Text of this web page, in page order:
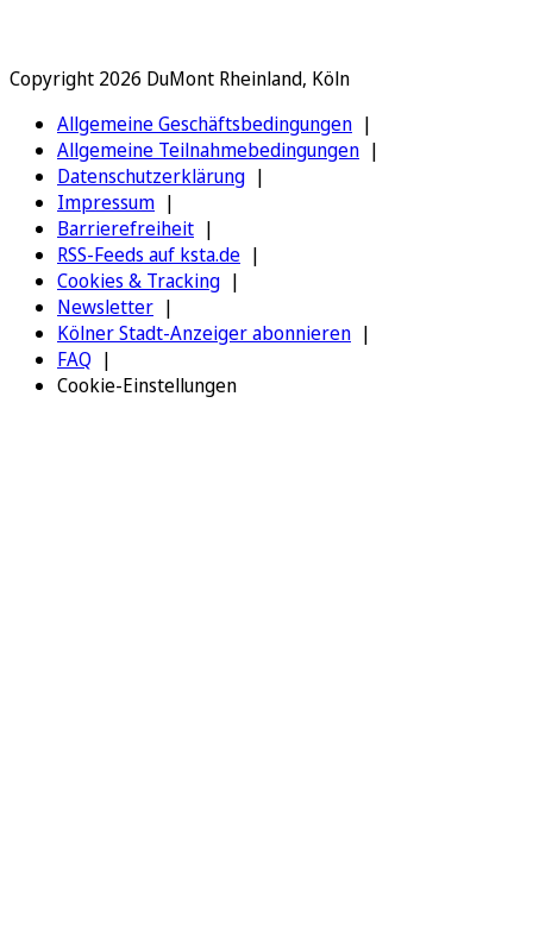
Copyright 2026 DuMont Rheinland, Köln
Allgemeine Geschäftsbedingungen
Allgemeine Teilnahmebedingungen
Datenschutzerklärung
Impressum
Barrierefreiheit
RSS-Feeds auf ksta.de
Cookies & Tracking
Newsletter
Kölner Stadt-Anzeiger abonnieren
FAQ
Cookie-Einstellungen